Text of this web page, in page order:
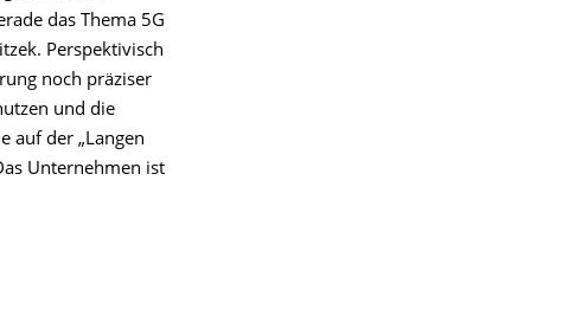
das Thema 5G
Perspektivisch
noch präziser
und die
auf der „Langen
Unternehmen ist